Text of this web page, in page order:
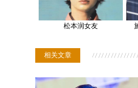
松本润女友
相关文章